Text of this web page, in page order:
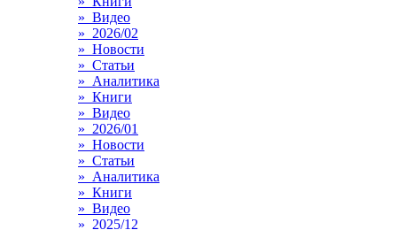
» Видео
» 2026/02
» Новости
» Статьи
» Аналитика
» Книги
» Видео
» 2026/01
» Новости
» Статьи
» Аналитика
» Книги
» Видео
» 2025/12